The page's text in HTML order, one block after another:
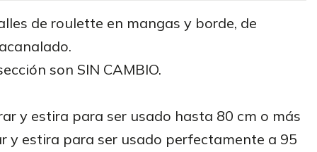
de roulette en mangas y borde, de
son SIN CAMBIO.
y estira para ser usado hasta 80 cm o más
y estira para ser usado perfectamente a 95